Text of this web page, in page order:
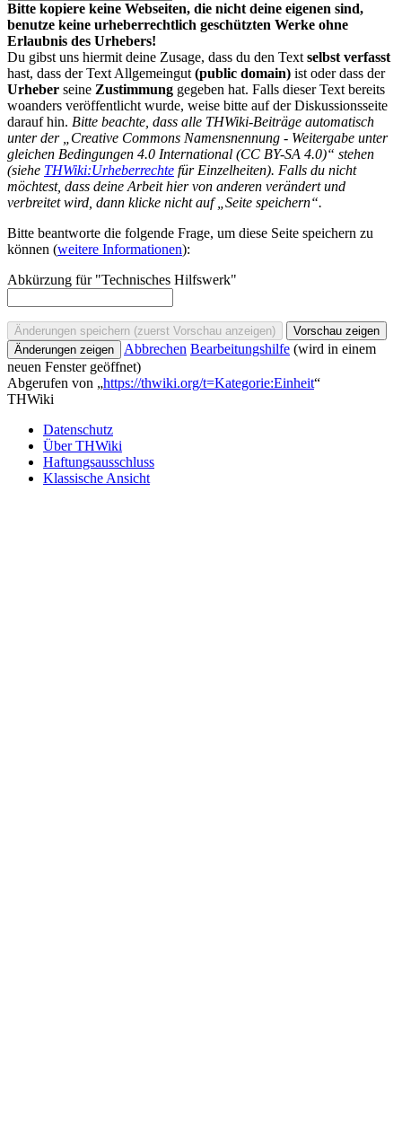
Bitte kopiere keine Webseiten, die nicht deine eigenen sind,
benutze keine urheberrechtlich geschützten Werke ohne
Erlaubnis des Urhebers!
Du gibst uns hiermit deine Zusage, dass du den Text selbst verfasst
hast, dass der Text Allgemeingut (public domain) ist oder dass der
Urheber seine Zustimmung gegeben hat. Falls dieser Text bereits
woanders veröffentlicht wurde, weise bitte auf der Diskussionsseite
darauf hin. Bitte beachte, dass alle THWiki-Beiträge automatisch
unter der „Creative Commons Namensnennung - Weitergabe unter
gleichen Bedingungen 4.0 International (CC BY-SA 4.0)“ stehen
(siehe THWiki:Urheberrechte für Einzelheiten). Falls du nicht
möchtest, dass deine Arbeit hier von anderen verändert und
verbreitet wird, dann klicke nicht auf „Seite speichern“.
Bitte beantworte die folgende Frage, um diese Seite speichern zu
können (weitere Informationen):
Abkürzung für "Technisches Hilfswerk"
Abbrechen Bearbeitungshilfe (wird in einem
neuen Fenster geöffnet)
Abgerufen von „https://thwiki.org/t=Kategorie:Einheit“
THWiki
Datenschutz
Über THWiki
Haftungsausschluss
Klassische Ansicht